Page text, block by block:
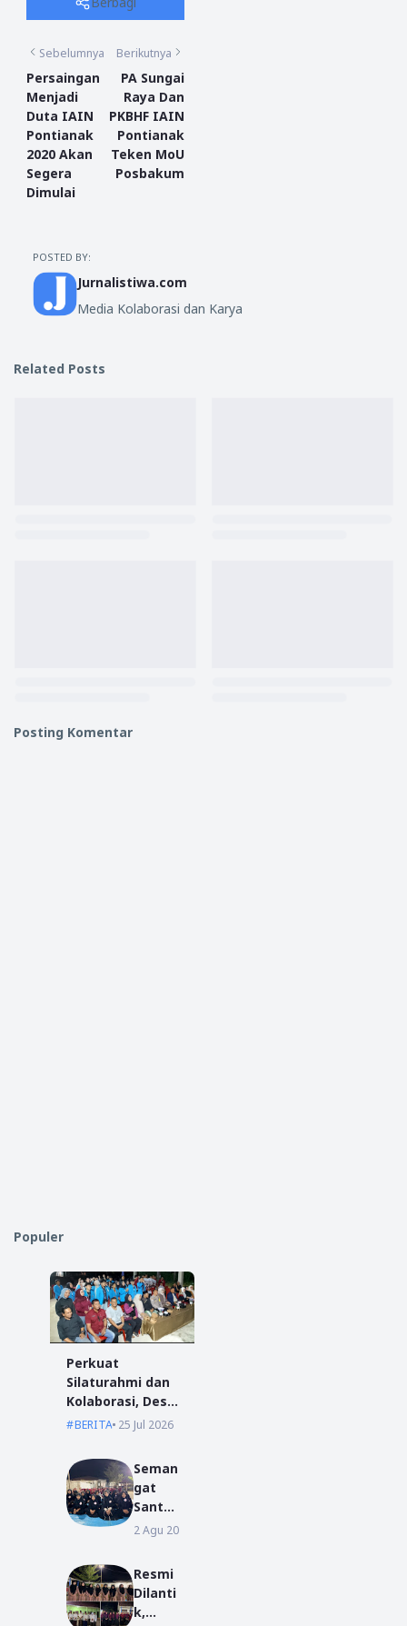
Sebelumnya
Persaingan
Menjadi
Duta IAIN
Pontianak
2020 Akan
Segera
Dimulai
Berikutnya
PA Sungai
Raya Dan
PKBHF IAIN
Pontianak
Teken MoU
Posbakum
POSTED BY:
Jurnalistiwa.com
Media Kolaborasi dan Karya
Related Posts
Posting Komentar
Populer
Perkuat
Silaturahmi dan
Kolaborasi, Desa
Antibar Sambut
IAIN Pontianak
dan UM
Pontianak
BERITA 25 Jul 2026
Seman
gat
Santri
Baru
di
Ponpe
s
BERITA
2 Agu 2026
Resmi
Dilanti
k,